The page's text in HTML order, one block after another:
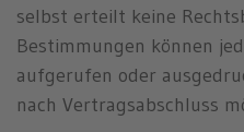
selbst erteilt keine
Bestimmungen können
aufgerufen oder
nach Vertragsabschluss